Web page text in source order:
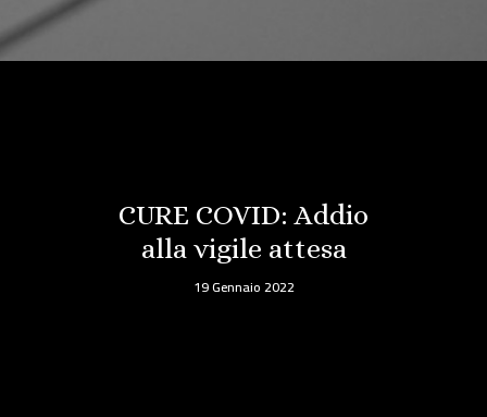
CURE COVID: Addio
alla vigile attesa
19 Gennaio 2022